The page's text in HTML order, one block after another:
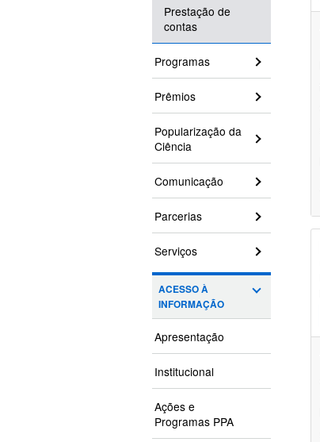
Prestação de
contas
Programas
Prêmios
Popularização da
Ciência
Comunicação
Parcerias
Serviços
ACESSO À
INFORMAÇÃO
Apresentação
Institucional
Ações e
Programas PPA